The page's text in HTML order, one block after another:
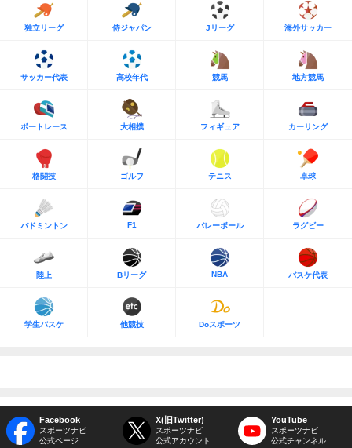
独立リーグ 侍ジャパン Jリーグ 海外サッカー
サッカー代表 高校年代 競馬 地方競馬
ボートレース 大相撲 フィギュア カーリング
格闘技 ゴルフ テニス 卓球
バドミントン F1 バレーボール ラグビー
陸上 Bリーグ NBA バスケ代表
学生バスケ 他競技 Doスポーツ
Facebook
スポーツナビ
公式ページ
X(旧Twitter)
スポーツナビ
公式アカウント
YouTube
スポーツナビ
公式チャンネル